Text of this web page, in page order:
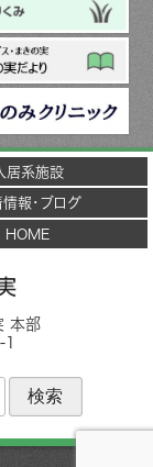
居系施設
報･ブログ
HOME
本部
1
サ
ト
検
索